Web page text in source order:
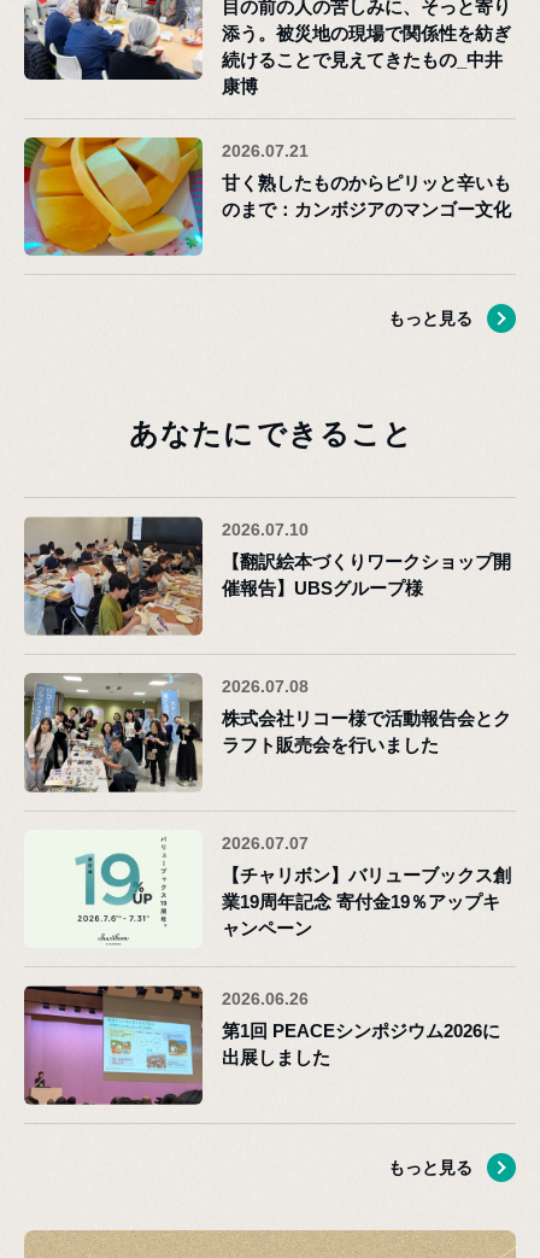
目の前の人の苦しみに、そっと寄り
添う。被災地の現場で関係性を紡ぎ
続けることで見えてきたもの_中井
康博
2026.07.21
甘く熟したものからピリッと辛いも
のまで：カンボジアのマンゴー文化
もっと見る
あなたに できること
2026.07.10
【翻訳絵本づくりワークショップ開
催報告】UBSグループ様
2026.07.08
株式会社リコー様で活動報告会とク
ラフト販売会を行いました
2026.07.07
【チャリボン】バリューブックス創
業19周年記念 寄付金19％アップキ
ャンペーン
2026.06.26
第1回 PEACEシンポジウム2026に
出展しました
もっと見る